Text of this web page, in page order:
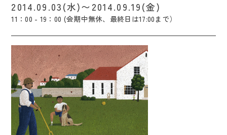
2014.09.03(水)〜2014.09.19(金)
11：00 - 19：00 (会期中無休、最終日は17:00まで）